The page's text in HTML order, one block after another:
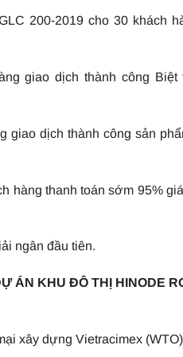
200-2019 cho 30 khách
giao dịch thành công
giao dịch thành công sản
hàng thanh toán sớm 95%
ngân đầu tiên.
ÁN KHU ĐÔ THỊ HINODE
xây dựng Vietracimex (WTO)